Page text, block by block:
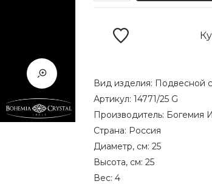
Вид изделия: Подвесной
Артикул: 14771/25 G
Производитель: Богемия
Страна: Россия
Диаметр, см: 25
Высота, см: 25
Вес: 4